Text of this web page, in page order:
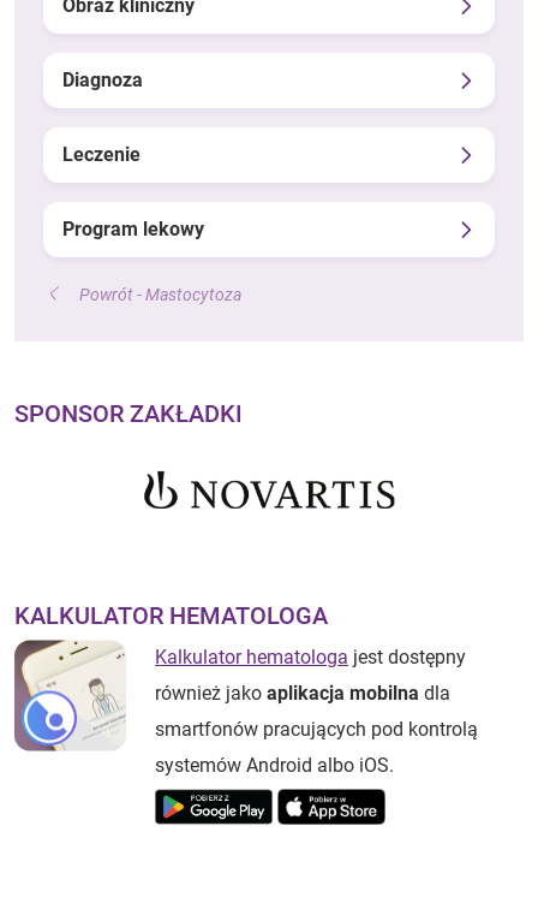
Obraz kliniczny
Diagnoza
Leczenie
Program lekowy
Powrót - Mastocytoza
SPONSOR ZAKŁADKI
KALKULATOR HEMATOLOGA
Kalkulator hematologa jest dostępny
również jako aplikacja mobilna dla
smartfonów pracujących pod kontrolą
systemów Android albo iOS.